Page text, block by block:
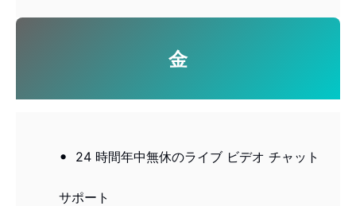
金
24 時間年中無休のライブ ビデオ チャット
サポート